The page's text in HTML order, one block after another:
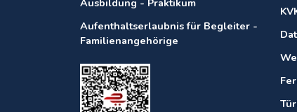
Aufenthaltserlaubnis für Begleiter -
Familienangehörige